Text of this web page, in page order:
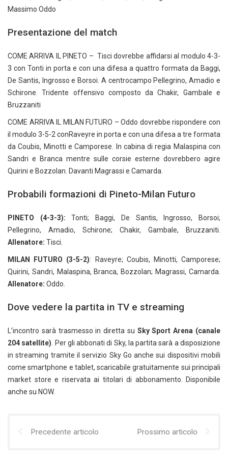
Massimo Oddo
Presentazione del match
COME ARRIVA IL PINETO – Tisci dovrebbe affidarsi al modulo 4-3-
3 con Tonti in porta e con una difesa a quattro formata da Baggi,
De Santis, Ingrosso e Borsoi. A centrocampo Pellegrino, Amadio e
Schirone. Tridente offensivo composto da Chakir, Gambale e
Bruzzaniti
COME ARRIVA IL MILAN FUTURO – Oddo dovrebbe rispondere con
il modulo 3-5-2 conRaveyre in porta e con una difesa a tre formata
da Coubis, Minotti e Camporese. In cabina di regia Malaspina con
Sandri e Branca mentre sulle corsie esterne dovrebbero agire
Quirini e Bozzolan. Davanti Magrassi e Camarda.
Probabili formazioni di Pineto-Milan Futuro
PINETO (4-3-3): Tonti; Baggi, De Santis, Ingrosso, Borsoi;
Pellegrino, Amadio, Schirone; Chakir, Gambale, Bruzzaniti.
Allenatore: Tisci.
MILAN FUTURO (3-5-2): Raveyre; Coubis, Minotti, Camporese;
Quirini, Sandri, Malaspina, Branca, Bozzolan; Magrassi, Camarda.
Allenatore: Oddo.
Dove vedere la partita in TV e streaming
L’incontro sarà trasmesso in diretta su Sky Sport Arena (canale
204 satellite). Per gli abbonati di Sky, la partita sarà a disposizione
in streaming tramite il servizio Sky Go anche sui dispositivi mobili
come smartphone e tablet, scaricabile gratuitamente sui principali
market store e riservata ai titolari di abbonamento. Disponibile
anche su NOW.
Precedente articolo Prossimo articolo